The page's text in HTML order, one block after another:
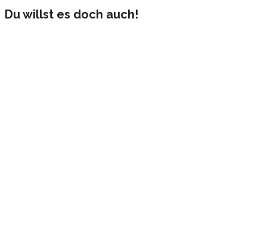
Du willst es doch auch!